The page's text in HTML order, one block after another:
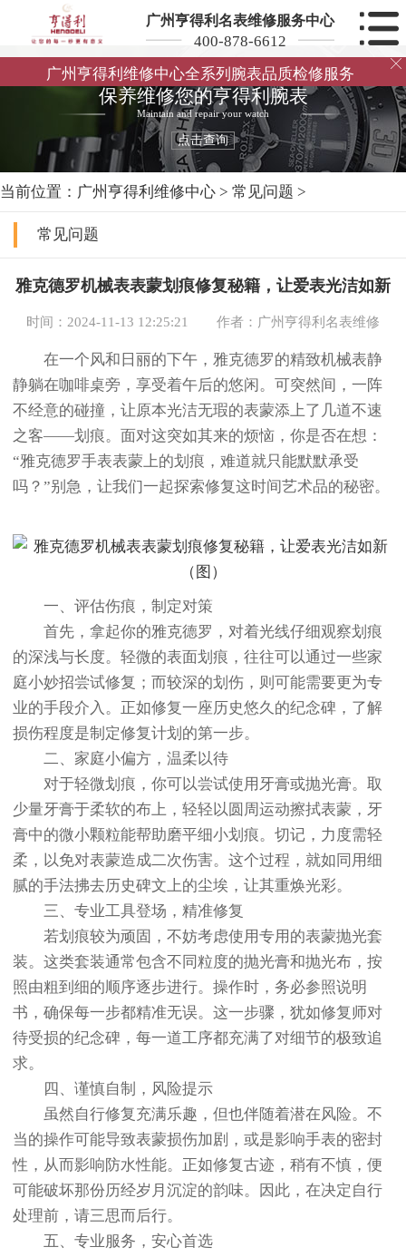
广州亨得利名表维修服务中心
400-878-6612
广州亨得利维修中心全系列腕表品质检修服务

保养维修您的亨得利腕表
Maintain and repair your watch
点击查询
当前位置： 广州亨得利维修中心 > 常见问题 >
常见问题
雅克德罗机械表表蒙划痕修复秘籍，让爱表光洁如新
时间：2024-11-13 12:25:21 作者：广州亨得利名表维修
在一个风和日丽的下午，雅克德罗的精致机械表静
静躺在咖啡桌旁，享受着午后的悠闲。可突然间，一阵
不经意的碰撞，让原本光洁无瑕的表蒙添上了几道不速
之客——划痕。面对这突如其来的烦恼，你是否在想：
“雅克德罗手表表蒙上的划痕，难道就只能默默承受
吗？”别急，让我们一起探索修复这时间艺术品的秘密。
一、评估伤痕，制定对策
首先，拿起你的雅克德罗，对着光线仔细观察划痕
的深浅与长度。轻微的表面划痕，往往可以通过一些家
庭小妙招尝试修复；而较深的划伤，则可能需要更为专
业的手段介入。正如修复一座历史悠久的纪念碑，了解
损伤程度是制定修复计划的第一步。
二、家庭小偏方，温柔以待
对于轻微划痕，你可以尝试使用牙膏或抛光膏。取
少量牙膏于柔软的布上，轻轻以圆周运动擦拭表蒙，牙
膏中的微小颗粒能帮助磨平细小划痕。切记，力度需轻
柔，以免对表蒙造成二次伤害。这个过程，就如同用细
腻的手法拂去历史碑文上的尘埃，让其重焕光彩。
三、专业工具登场，精准修复
若划痕较为顽固，不妨考虑使用专用的表蒙抛光套
装。这类套装通常包含不同粒度的抛光膏和抛光布，按
照由粗到细的顺序逐步进行。操作时，务必参照说明
书，确保每一步都精准无误。这一步骤，犹如修复师对
待受损的纪念碑，每一道工序都充满了对细节的极致追
求。
四、谨慎自制，风险提示
虽然自行修复充满乐趣，但也伴随着潜在风险。不
当的操作可能导致表蒙损伤加剧，或是影响手表的密封
性，从而影响防水性能。正如修复古迹，稍有不慎，便
可能破坏那份历经岁月沉淀的韵味。因此，在决定自行
处理前，请三思而后行。
五、专业服务，安心首选